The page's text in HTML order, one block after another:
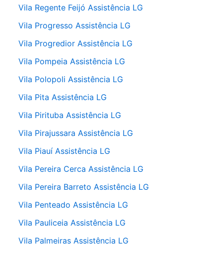
Vila Regente Feijó Assistência LG
Vila Progresso Assistência LG
Vila Progredior Assistência LG
Vila Pompeia Assistência LG
Vila Polopoli Assistência LG
Vila Pita Assistência LG
Vila Pirituba Assistência LG
Vila Pirajussara Assistência LG
Vila Piauí Assistência LG
Vila Pereira Cerca Assistência LG
Vila Pereira Barreto Assistência LG
Vila Penteado Assistência LG
Vila Pauliceia Assistência LG
Vila Palmeiras Assistência LG